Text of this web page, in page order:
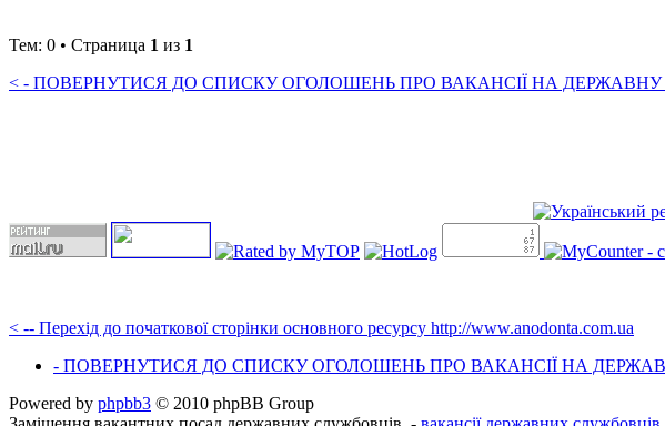
Тем: 0 • Страница 1 из 1
< - ПОВЕРНУТИСЯ ДО СПИСКУ ОГОЛОШЕНЬ ПРО ВАКАНСІЇ НА ДЕРЖАВНУ
< -- Перехід до початкової сторінки основного ресурсу http://www.anodonta.com.ua
- ПОВЕРНУТИСЯ ДО СПИСКУ ОГОЛОШЕНЬ ПРО ВАКАНСІЇ НА
Powered by phpbb3 © 2010 phpBB Group